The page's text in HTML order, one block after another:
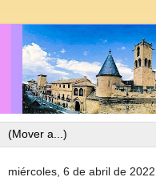
miércoles, 6 de abril de 2022